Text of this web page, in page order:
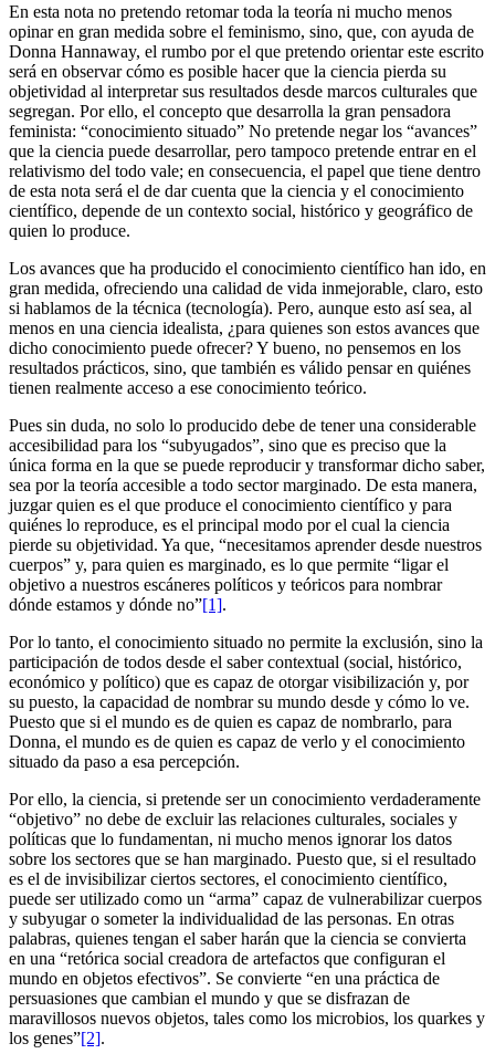
En esta nota no pretendo retomar toda la teoría ni mucho menos
opinar en gran medida sobre el feminismo, sino, que, con ayuda de
Donna Hannaway, el rumbo por el que pretendo orientar este escrito
será en observar cómo es posible hacer que la ciencia pierda su
objetividad al interpretar sus resultados desde marcos culturales que
segregan. Por ello, el concepto que desarrolla la gran pensadora
feminista: “conocimiento situado” No pretende negar los “avances”
que la ciencia puede desarrollar, pero tampoco pretende entrar en el
relativismo del todo vale; en consecuencia, el papel que tiene dentro
de esta nota será el de dar cuenta que la ciencia y el conocimiento
científico, depende de un contexto social, histórico y geográfico de
quien lo produce.
Los avances que ha producido el conocimiento científico han ido, en
gran medida, ofreciendo una calidad de vida inmejorable, claro, esto
si hablamos de la técnica (tecnología). Pero, aunque esto así sea, al
menos en una ciencia idealista, ¿para quienes son estos avances que
dicho conocimiento puede ofrecer? Y bueno, no pensemos en los
resultados prácticos, sino, que también es válido pensar en quiénes
tienen realmente acceso a ese conocimiento teórico.
Pues sin duda, no solo lo producido debe de tener una considerable
accesibilidad para los “subyugados”, sino que es preciso que la
única forma en la que se puede reproducir y transformar dicho saber,
sea por la teoría accesible a todo sector marginado. De esta manera,
juzgar quien es el que produce el conocimiento científico y para
quiénes lo reproduce, es el principal modo por el cual la ciencia
pierde su objetividad. Ya que, “necesitamos aprender desde nuestros
cuerpos” y, para quien es marginado, es lo que permite “ligar el
objetivo a nuestros escáneres políticos y teóricos para nombrar
dónde estamos y dónde no”[1].
Por lo tanto, el conocimiento situado no permite la exclusión, sino la
participación de todos desde el saber contextual (social, histórico,
económico y político) que es capaz de otorgar visibilización y, por
su puesto, la capacidad de nombrar su mundo desde y cómo lo ve.
Puesto que si el mundo es de quien es capaz de nombrarlo, para
Donna, el mundo es de quien es capaz de verlo y el conocimiento
situado da paso a esa percepción.
Por ello, la ciencia, si pretende ser un conocimiento verdaderamente
“objetivo” no debe de excluir las relaciones culturales, sociales y
políticas que lo fundamentan, ni mucho menos ignorar los datos
sobre los sectores que se han marginado. Puesto que, si el resultado
es el de invisibilizar ciertos sectores, el conocimiento científico,
puede ser utilizado como un “arma” capaz de vulnerabilizar cuerpos
y subyugar o someter la individualidad de las personas. En otras
palabras, quienes tengan el saber harán que la ciencia se convierta
en una “retórica social creadora de artefactos que configuran el
mundo en objetos efectivos”. Se convierte “en una práctica de
persuasiones que cambian el mundo y que se disfrazan de
maravillosos nuevos objetos, tales como los microbios, los quarkes y
los genes”[2].